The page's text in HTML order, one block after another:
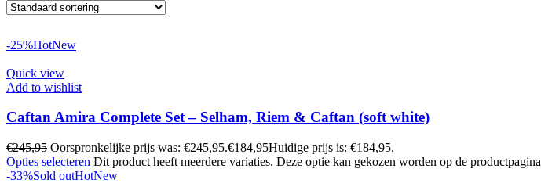
-25%HotNew
Quick view
Add to wishlist
Caftan Amira Complete Set – Selham, Riem & Caftan (soft white)
€245,95 Oorspronkelijke prijs was: €245,95.€184,95Huidige prijs is: €184,95.
Opties selecteren Dit product heeft meerdere variaties. Deze optie kan gekozen worden op de productpagina
-33%Sold outHotNew